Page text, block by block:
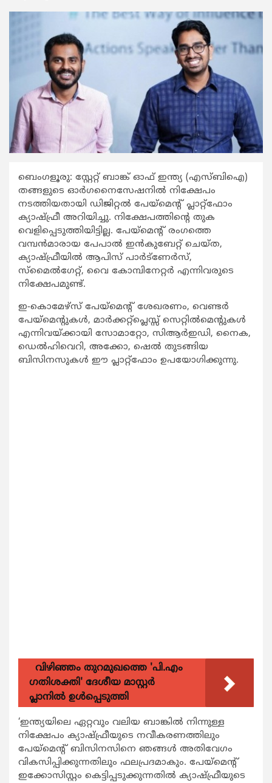
ബെംഗളൂരു: സ്റ്റേറ്റ് ബാങ്ക് ഓഫ് ഇന്ത്യ (എസ്ബിഐ)
തങ്ങളുടെ ഓര്‍ഗനൈസേഷനില്‍ നിക്ഷേപം
നടത്തിയതായി ഡിജിറ്റല്‍ പേയ്മെന്‍റ് പ്ലാറ്റ്ഫോം
ക്യാഷ്ഫ്രീ അറിയിച്ചു. നിക്ഷേപത്തിന്‍റെ തുക
വെളിപ്പെടുത്തിയിട്ടില്ല. പേയ്മെന്‍റ് രംഗത്തെ
വമ്പന്‍മാരായ പേപാല്‍ ഇന്‍കുബേറ്റ് ചെയ്ത,
ക്യാഷ്ഫ്രീയില്‍ ആപിസ് പാര്‍ട്ണേര്‍സ്,
സ്മൈല്‍ഗേറ്റ്, വൈ കോമ്പിനേറ്റര്‍ എന്നിവരുടെ
നിക്ഷേപമുണ്ട്.
ഇ-കൊമേഴ്സ് പേയ്മെന്‍റ് ശേഖരണം, വെണ്ടര്‍
പേയ്മെന്‍റുകള്‍, മാര്‍ക്കറ്റ്പ്ലെസ്സ് സെറ്റില്‍മെന്‍റുകള്‍
എന്നിവയ്ക്കായി സോമാറ്റോ, സിആര്‍ഇഡി, നൈക,
ഡെല്‍ഹിവെറി, അക്കോ, ഷെല്‍ തുടങ്ങിയ
ബിസിനസുകള്‍ ഈ പ്ലാറ്റ്ഫോം ഉപയോഗിക്കുന്നു.
വിഴിഞ്ഞം തുറമുഖത്തെ 'പി.എം
ഗതിശക്തി' ദേശീയ മാസ്റ്റർ
പ്ലാനിൽ ഉൾപ്പെടുത്തി
‘ഇന്ത്യയിലെ ഏറ്റവും വലിയ ബാങ്കില്‍ നിന്നുള്ള
നിക്ഷേപം ക്യാഷ്ഫ്രീയുടെ നവീകരണത്തിലും
പേയ്മെന്‍റ് ബിസിനസിനെ ഞങ്ങള്‍ അതിവേഗം
വികസിപ്പിക്കുന്നതിലും ഫലപ്രദമാകും. പേയ്മെന്‍റ്
ഇക്കോസിസ്റ്റം കെട്ടിപ്പടുക്കുന്നതില്‍ ക്യാഷ്ഫ്രീയുടെ